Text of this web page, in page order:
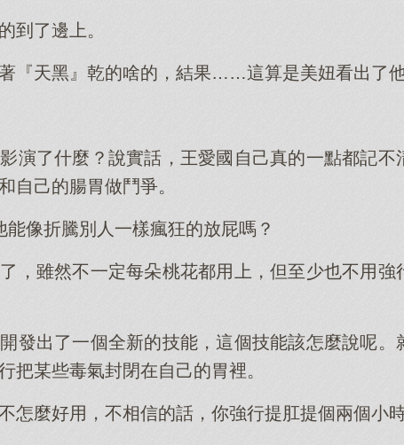
到了邊上。
『天黑』乾的啥的，結果……這算是美妞看出了
演了什麼？說實話，王愛國自己真的一點都記不
自己的腸胃做鬥爭。
像折騰別人一樣瘋狂的放屁嗎？
，雖然不一定每朵桃花都用上，但至少也不用強
發出了一個全新的技能，這個技能該怎麼說呢。
把某些毒氣封閉在自己的胃裡。
怎麼好用，不相信的話，你強行提肛提個兩個小時